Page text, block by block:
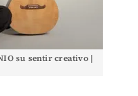
su sentir creativo |